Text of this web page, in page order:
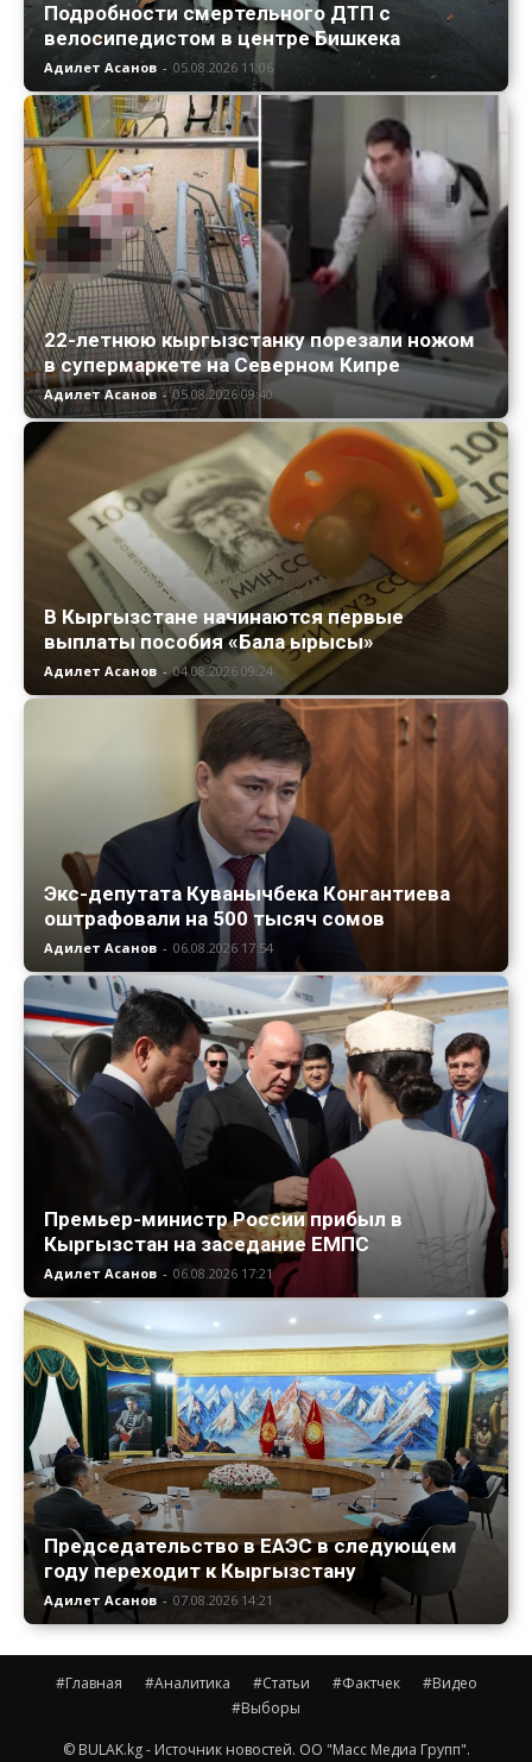
Подробности смертельного ДТП с
велосипедистом в центре Бишкека
Адилет Асанов - 05.08.2026 11:06
22-летнюю кыргызстанку порезали ножом
в супермаркете на Северном Кипре
Адилет Асанов - 05.08.2026 09:40
В Кыргызстане начинаются первые
выплаты пособия «Бала ырысы»
Адилет Асанов - 04.08.2026 09:24
Экс-депутата Куванычбека Конгантиева
оштрафовали на 500 тысяч сомов
Адилет Асанов - 06.08.2026 17:54
Премьер-министр России прибыл в
Кыргызстан на заседание ЕМПС
Адилет Асанов - 06.08.2026 17:21
Председательство в ЕАЭС в следующем
году переходит к Кыргызстану
Адилет Асанов - 07.08.2026 14:21
#Главная #Аналитика #Статьи #Фактчек
#Видео
#Выборы
© BULAK.kg - Источник новостей. ОО "Масс Медиа Групп".